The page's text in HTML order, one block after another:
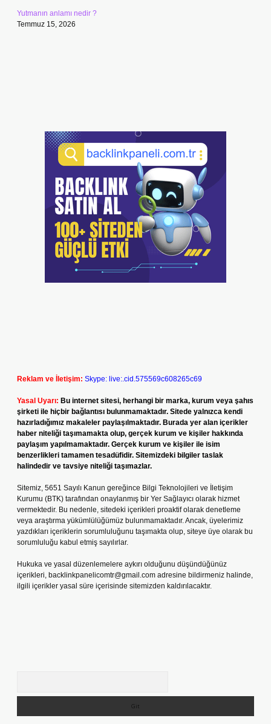
Yutmanın anlamı nedir ?
Temmuz 15, 2026
Reklam ve İletişim: Skype: live:.cid.575569c608265c69
Yasal Uyarı: Bu internet sitesi, herhangi bir marka, kurum veya şahıs
şirketi ile hiçbir bağlantısı bulunmamaktadır. Sitede yalnızca kendi
hazırladığımız makaleler paylaşılmaktadır. Burada yer alan içerikler
haber niteliği taşımamakta olup, gerçek kurum ve kişiler hakkında
paylaşım yapılmamaktadır. Gerçek kurum ve kişiler ile isim
benzerlikleri tamamen tesadüfidir. Sitemizdeki bilgiler taslak
halindedir ve tavsiye niteliği taşımazlar.
Sitemiz, 5651 Sayılı Kanun gereğince Bilgi Teknolojileri ve İletişim
Kurumu (BTK) tarafından onaylanmış bir Yer Sağlayıcı olarak hizmet
vermektedir. Bu nedenle, sitedeki içerikleri proaktif olarak denetleme
veya araştırma yükümlülüğümüz bulunmamaktadır. Ancak, üyelerimiz
yazdıkları içeriklerin sorumluluğunu taşımakta olup, siteye üye olarak bu
sorumluluğu kabul etmiş sayılırlar.
Hukuka ve yasal düzenlemelere aykırı olduğunu düşündüğünüz
içerikleri, backlinkpanelicomtr@gmail.com adresine bildirmeniz halinde,
ilgili içerikler yasal süre içerisinde sitemizden kaldırılacaktır.